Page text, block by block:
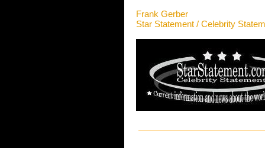
Frank Gerber
Star Statement / Celebrity